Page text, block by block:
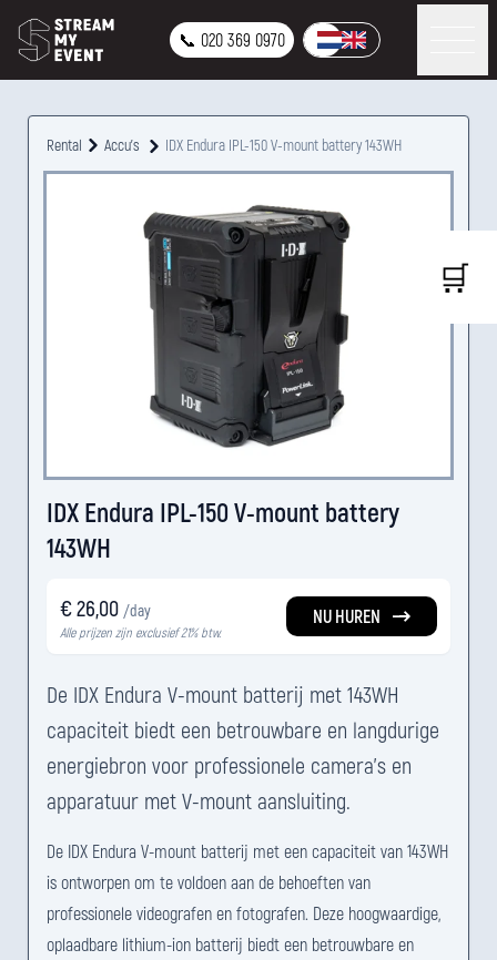
📞 020 369 0970
Rental Accu's IDX Endura IPL-150 V-mount battery 143WH
IDX Endura IPL-150 V-mount battery
143WH
€ 26,00 /day
Alle prijzen zijn exclusief 21% btw.
NU HUREN
De IDX Endura V-mount batterij met 143WH
capaciteit biedt een betrouwbare en langdurige
energiebron voor professionele camera's en
apparatuur met V-mount aansluiting.
De IDX Endura V-mount batterij met een capaciteit van 143WH
is ontworpen om te voldoen aan de behoeften van
professionele videografen en fotografen. Deze hoogwaardige,
oplaadbare lithium-ion batterij biedt een betrouwbare en
🛒